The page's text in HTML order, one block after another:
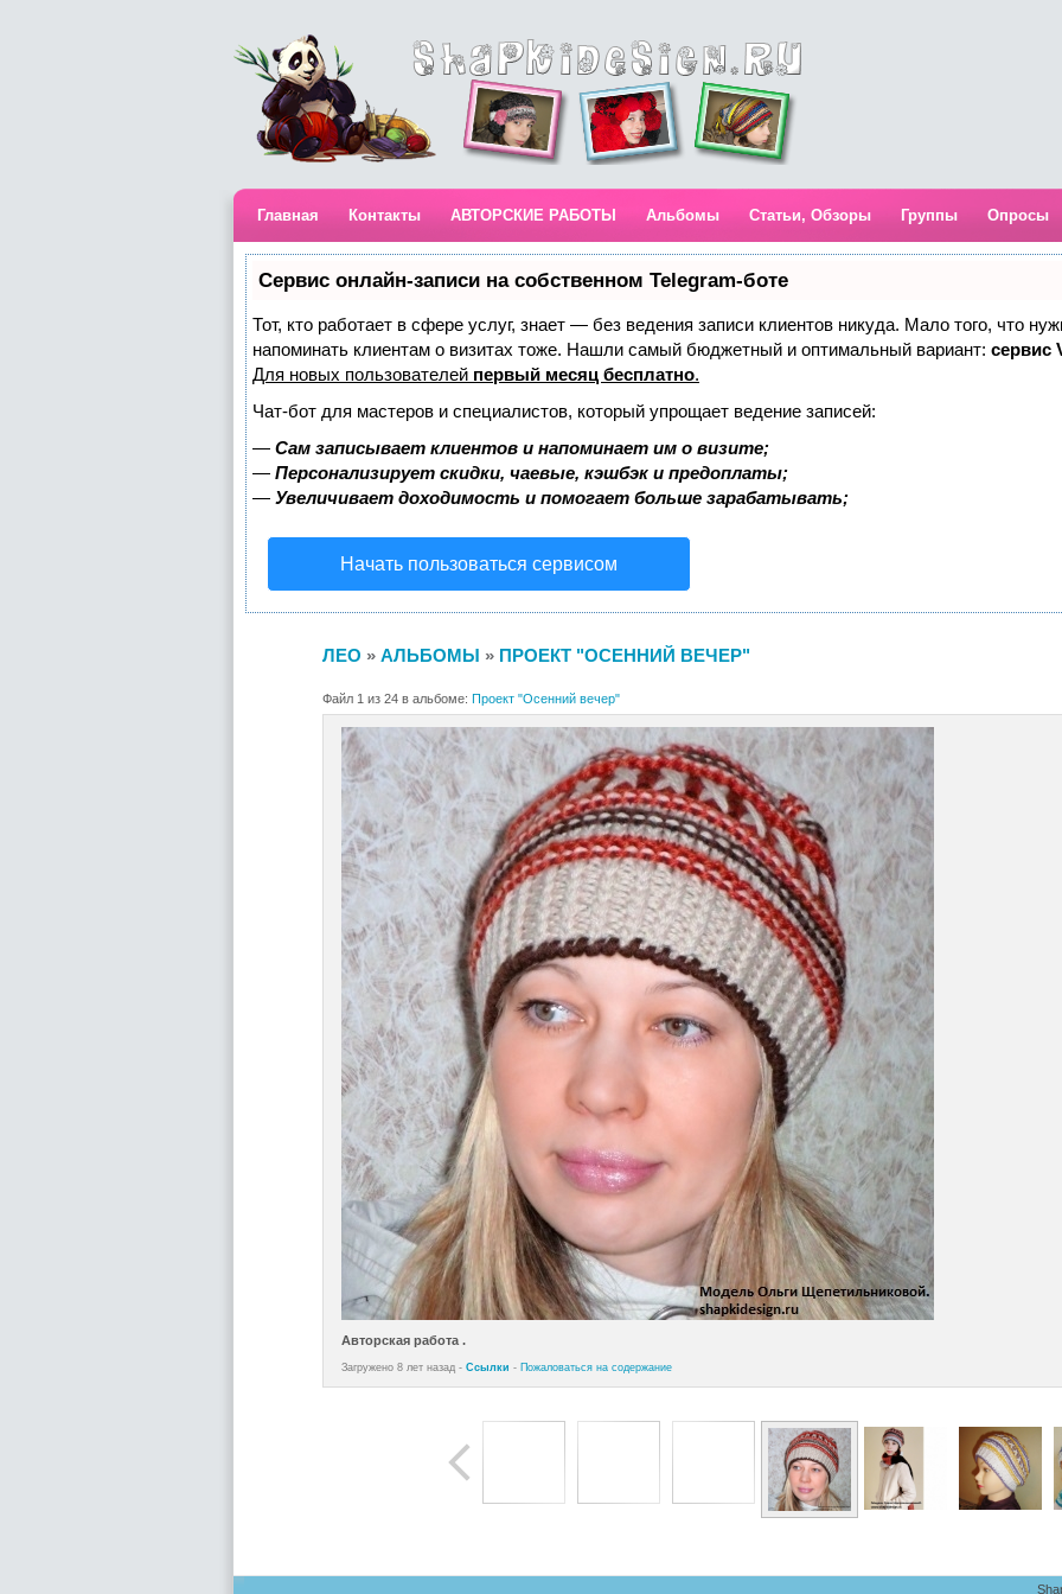
Главная Контакты АВТОРСКИЕ РАБОТЫ Альбомы Статьи, Обзоры Группы Опросы
Сервис онлайн-записи на собственном Telegram-боте
Тот, кто работает в сфере услуг, знает — без ведения записи клиентов никуда. Мало того, что
напоминать клиентам о визитах тоже. Нашли самый бюджетный и оптимальный вариант: сервис
Для новых пользователей первый месяц бесплатно.
Чат-бот для мастеров и специалистов, который упрощает ведение записей:
— Сам записывает клиентов и напоминает им о визите;
— Персонализирует скидки, чаевые, кэшбэк и предоплаты;
— Увеличивает доходимость и помогает больше зарабатывать;
Начать пользоваться сервисом
ЛЕО » АЛЬБОМЫ » ПРОЕКТ "ОСЕННИЙ ВЕЧЕР"
Файл 1 из 24 в альбоме: Проект "Осенний вечер"
Авторская работа .
Загружено 8 лет назад - Ссылки - Пожаловаться на содержание